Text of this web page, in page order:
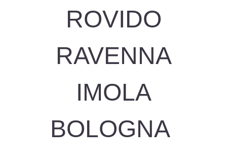
ROVIDO
RAVENNA
IMOLA
BOLOGNA